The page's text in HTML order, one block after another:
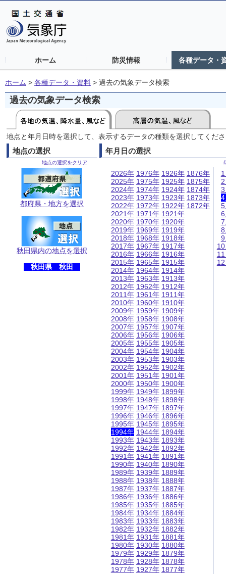
ホーム 防災情報 各種データ・
ホーム > 各種データ・資料 > 過去の気象データ検索
過去の気象データ検索
地点と年月日時を選択して、表示するデータの種類を選択してくだ
地点の選択
地点の選択をクリア
都府県・地方を選択
秋田県内の地点を選択
秋田県 秋田
年月日の選択
2026年
2025年
2024年
2023年
2022年
2021年
2020年
2019年
2018年
2017年
2016年
2015年
2014年
2013年
2012年
2011年
2010年
2009年
2008年
2007年
2006年
2005年
2004年
2003年
2002年
2001年
2000年
1999年
1998年
1997年
1996年
1995年
1994年
1993年
1992年
1991年
1990年
1989年
1988年
1987年
1986年
1985年
1984年
1983年
1982年
1981年
1980年
1979年
1978年
1977年
1976年
1975年
1974年
1973年
1972年
1971年
1970年
1969年
1968年
1967年
1966年
1965年
1964年
1963年
1962年
1961年
1960年
1959年
1958年
1957年
1956年
1955年
1954年
1953年
1952年
1951年
1950年
1949年
1948年
1947年
1946年
1945年
1944年
1943年
1942年
1941年
1940年
1939年
1938年
1937年
1936年
1935年
1934年
1933年
1932年
1931年
1930年
1929年
1928年
1927年
1926年
1925年
1924年
1923年
1922年
1921年
1920年
1919年
1918年
1917年
1916年
1915年
1914年
1913年
1912年
1911年
1910年
1909年
1908年
1907年
1906年
1905年
1904年
1903年
1902年
1901年
1900年
1899年
1898年
1897年
1896年
1895年
1894年
1893年
1892年
1891年
1890年
1889年
1888年
1887年
1886年
1885年
1884年
1883年
1882年
1881年
1880年
1879年
1878年
1877年
1876年
1875年
1874年
1873年
1872年